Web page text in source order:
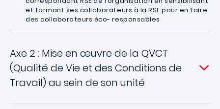
et formant ses collaborateurs à la RSE pour en faire
des collaborateurs éco- responsables
Axe 2 : Mise en œuvre de la QVCT
(Qualité de Vie et des Conditions de
Travail) au sein de son unité